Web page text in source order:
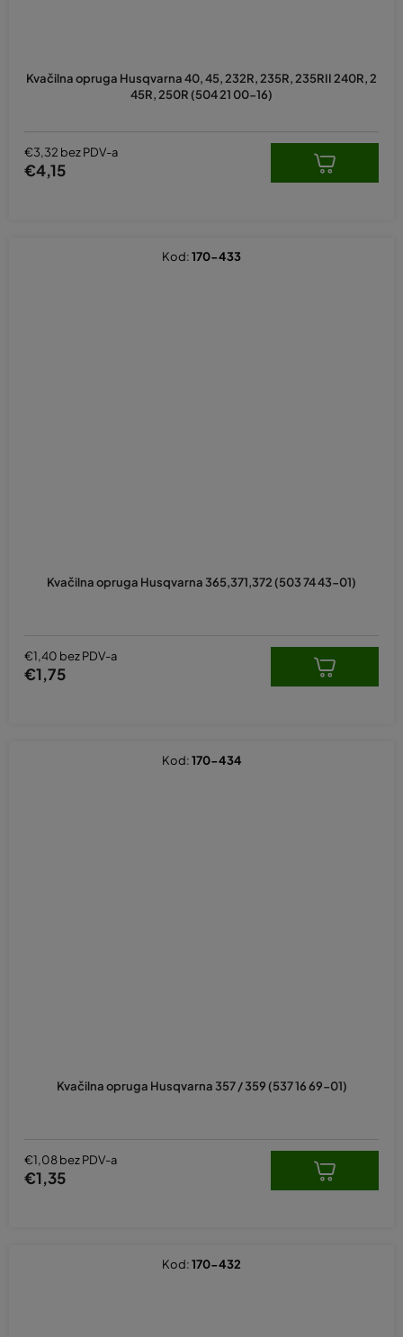
Kvačilna opruga Husqvarna 40, 45, 232R, 235R, 235RII 240R, 2
45R, 250R (504 21 00-16)
€3,32 bez PDV-a
€4,15
Kvačilna opruga Husqvarna 365,371,372 (503 74 43-01)
€1,40 bez PDV-a
€1,75
Kod:170-433
Kvačilna opruga Husqvarna 357 / 359 (537 16 69-01)
€1,08 bez PDV-a
€1,35
Kod:170-434
Kod:170-432